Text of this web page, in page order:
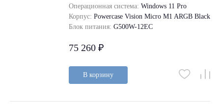
Операционная система: Windows 11 Pro
Корпус: Powercase Vision Micro M1 ARGB Black
Блок питания: G500W-12EC
75 260 ₽
В корзину